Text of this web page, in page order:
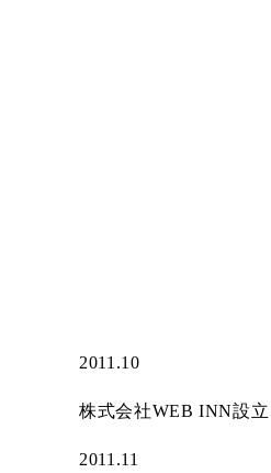
2011.10
株式会社WEB INN設立
2011.11